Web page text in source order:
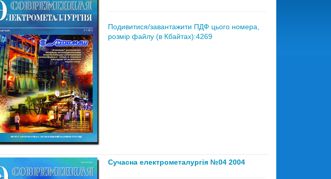
Подивитися/завантажити ПДФ цього номера,
розмір файлу (в Кбайтах):4269
Сучасна електрометалургія №04 2004